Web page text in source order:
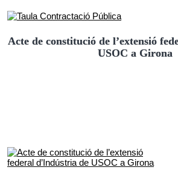
Acte de constitució de l’extensió
USOC a Girona